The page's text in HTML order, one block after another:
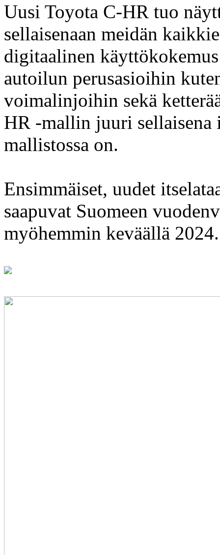
Uusi Toyota C-HR tuo
sellaisenaan meidän
digitaalinen
autoilun perusasioihin
voimalinjoihin sekä
HR -mallin juuri sellaisena
mallistossa on.
Ensimmäiset, uudet
saapuvat Suomeen
myöhemmin keväällä 2024.